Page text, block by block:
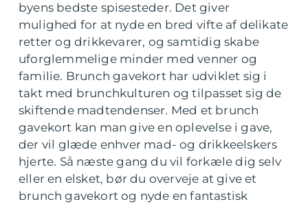
byens bedste spisesteder. Det giver
mulighed for at nyde en bred vifte af delikate
retter og drikkevarer, og samtidig skabe
uforglemmelige minder med venner og
familie. Brunch gavekort har udviklet sig i
takt med brunchkulturen og tilpasset sig de
skiftende madtendenser. Med et brunch
gavekort kan man give en oplevelse i gave,
der vil glæde enhver mad- og drikkeelskers
hjerte. Så næste gang du vil forkæle dig selv
eller en elsket, bør du overveje at give et
brunch gavekort og nyde en fantastisk